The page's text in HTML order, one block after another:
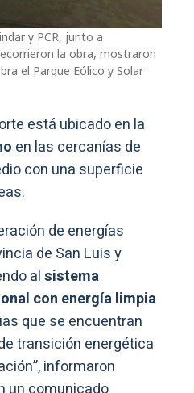
y PCR, junto a
la obra, mostraron
el Parque Eólico y Solar
está ubicado en la
en las cercanías de
con una superficie
de energías
de San Luis y
alsistema
con energía limpia
que se encuentran
transición energética
informaron